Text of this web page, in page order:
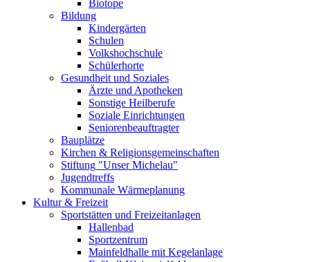
Biotope
Bildung
Kindergärten
Schulen
Volkshochschule
Schülerhorte
Gesundheit und Soziales
Ärzte und Apotheken
Sonstige Heilberufe
Soziale Einrichtungen
Seniorenbeauftragter
Bauplätze
Kirchen & Religionsgemeinschaften
Stiftung "Unser Michelau"
Jugendtreffs
Kommunale Wärmeplanung
Kultur & Freizeit
Sportstätten und Freizeitanlagen
Hallenbad
Sportzentrum
Mainfeldhalle mit Kegelanlage